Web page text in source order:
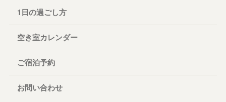
1日の過ごし方
空き室カレンダー
ご宿泊予約
お問い合わせ